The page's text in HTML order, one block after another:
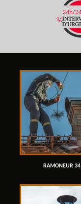
RAMONEUR 34